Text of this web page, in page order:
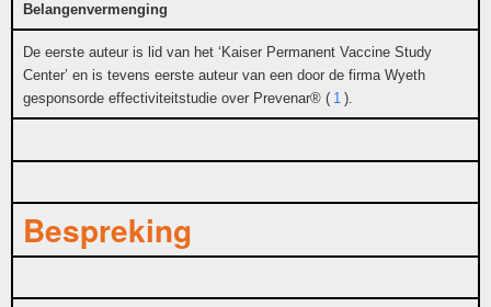
Belangenvermenging
De eerste auteur is lid van het ‘Kaiser Permanent Vaccine Study
Center’ en is tevens eerste auteur van een door de firma Wyeth
gesponsorde effectiviteitstudie over Prevenar® ( 1 ).
Bespreking